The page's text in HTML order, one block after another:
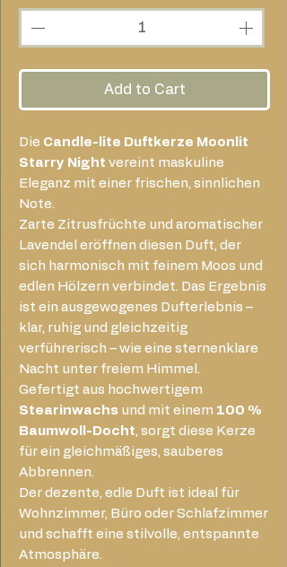
Add to Cart
Die Candle-lite Duftkerze Moonlit
Starry Night vereint maskuline
Eleganz mit einer frischen, sinnlichen
Note.
Zarte Zitrusfrüchte und aromatischer
Lavendel eröffnen diesen Duft, der
sich harmonisch mit feinem Moos und
edlen Hölzern verbindet. Das Ergebnis
ist ein ausgewogenes Dufterlebnis –
klar, ruhig und gleichzeitig
verführerisch – wie eine sternenklare
Nacht unter freiem Himmel.
Gefertigt aus hochwertigem
Stearinwachs und mit einem 100 %
Baumwoll-Docht, sorgt diese Kerze
für ein gleichmäßiges, sauberes
Abbrennen.
Der dezente, edle Duft ist ideal für
Wohnzimmer, Büro oder Schlafzimmer
und schafft eine stilvolle, entspannte
Atmosphäre.